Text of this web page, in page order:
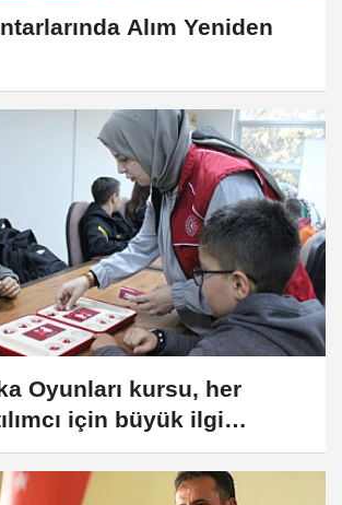
Alım Yeniden
Oyunları kursu, her
için büyük ilgi